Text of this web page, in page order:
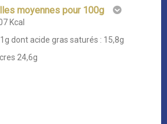
moyennes pour 100g
Kcal
dont acide gras saturés : 15,8g
24,6g